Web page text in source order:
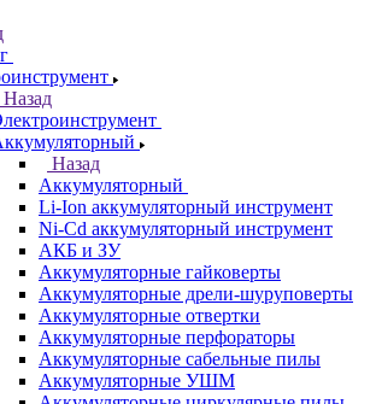
Назад
Назад
Аккумуляторный
Li-Ion аккумуляторный инструмент
Ni-Cd аккумуляторный инструмент
АКБ и ЗУ
Аккумуляторные гайковерты
Аккумуляторные дрели-шуруповерты
Аккумуляторные отвертки
Аккумуляторные перфораторы
Аккумуляторные сабельные пилы
Аккумуляторные УШМ